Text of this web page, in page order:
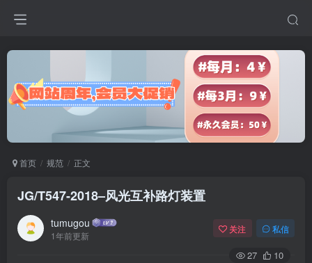
首页 规范 正文
JG/T547-2018–风光互补路灯装置
tumugou
1年前更新
关注 私信
27 10